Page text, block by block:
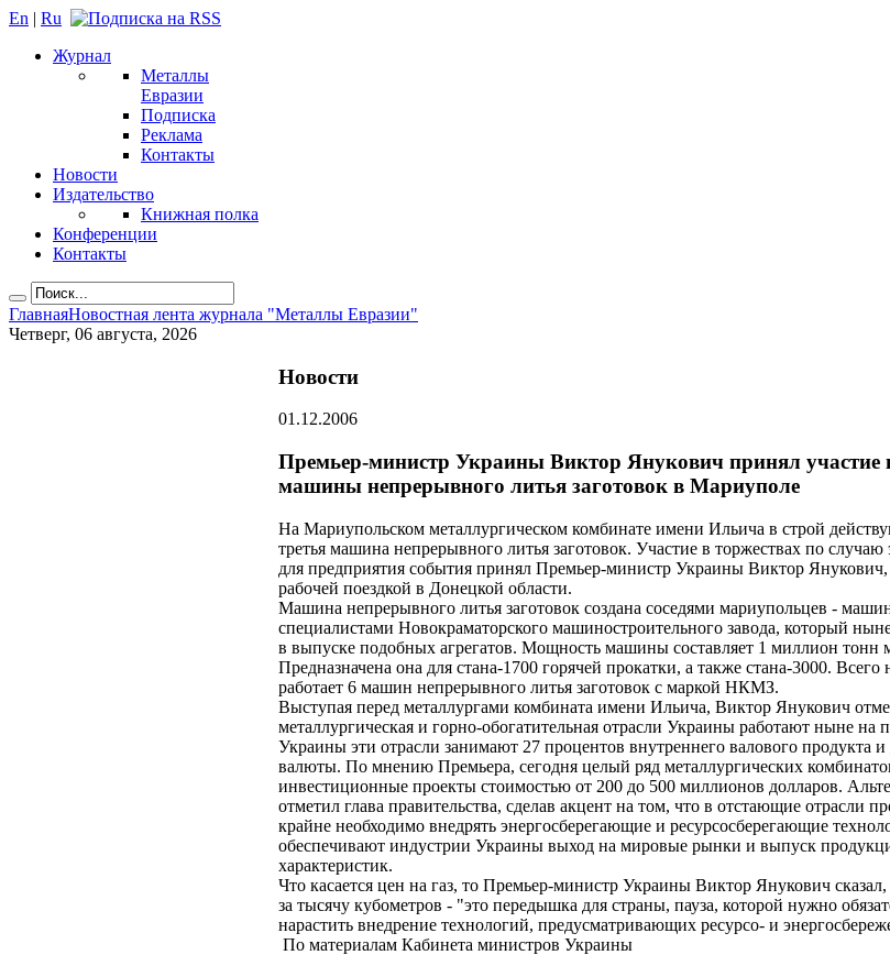
En | Ru
Журнал
Металлы
Евразии
Подписка
Реклама
Контакты
Новости
Издательство
Книжная полка
Конференции
Контакты
ГлавнаяНовостная лента журнала "Металлы Евразии"
Четверг, 06 августа, 2026
Новости
01.12.2006
Премьер-министр Украины Виктор Янукович принял участие
машины непрерывного литья заготовок в Мариуполе
На Мариупольском металлургическом комбинате имени Ильича в строй
третья машина непрерывного литья заготовок. Участие в торжествах по случаю
для предприятия события принял Премьер-министр Украины Виктор Янукович,
рабочей поездкой в Донецкой области.
Машина непрерывного литья заготовок создана соседями мариупольцев -
специалистами Новокраматорского машиностроительного завода, который ныне
в выпуске подобных агрегатов. Мощность машины составляет 1 миллион тонн
Предназначена она для стана-1700 горячей прокатки, а также стана-3000.
работает 6 машин непрерывного литья заготовок с маркой НКМЗ.
Выступая перед металлургами комбината имени Ильича, Виктор Янукович
металлургическая и горно-обогатительная отрасли Украины работают ныне на
Украины эти отрасли занимают 27 процентов внутреннего валового продукта
валюты. По мнению Премьера, сегодня целый ряд металлургических
инвестиционные проекты стоимостью от 200 до 500 миллионов долларов.
отметил глава правительства, сделав акцент на том, что в отстающие отрасли
крайне необходимо внедрять энергосберегающие и ресурсосберегающие
обеспечивают индустрии Украины выход на мировые рынки и выпуск
характеристик.
Что касается цен на газ, то Премьер-министр Украины Виктор Янукович
за тысячу кубометров - "это передышка для страны, пауза, которой нужно
нарастить внедрение технологий, предусматривающих ресурсо- и
По материалам Кабинета министров Украины